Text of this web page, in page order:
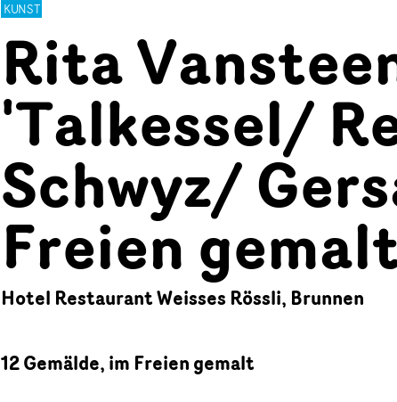
KUNST
Rita
'Talkessel/
Schwyz/
Freien
Hotel Restaurant Weisses Rössli, Brunnen
12 Gemälde, im Freien gemalt